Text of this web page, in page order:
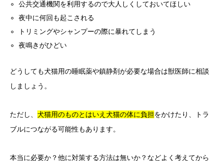
公共交通機関を利用するので大人しくしておいてほしい
夜中に何回も起こされる
トリミングやシャンプーの際に暴れてしまう
夜鳴きがひどい
どうしても犬猫用の睡眠薬や鎮静剤が必要な場合は獣医師に相談
しましょう。
ただし、 犬猫用のものとはいえ犬猫の体に負担をかけたり、トラ
ブルにつながる可能性もあります。
本当に必要か？他に対策する方法は無いか？などよく考えてから